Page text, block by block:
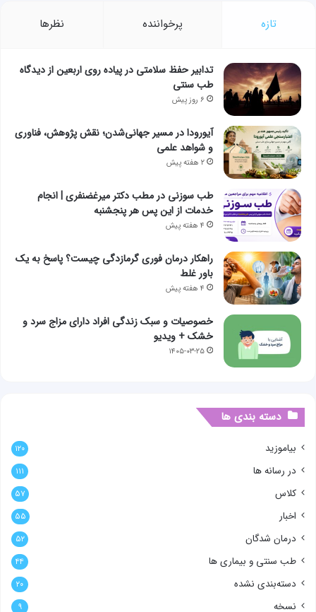
تازه پرخواننده نظرها
تدابیر حفظ سلامتی در پیاده روی اربعین از دیدگاه
طب سنتی
۶ روز پیش
آیورودا در مسیر جهانی‌شدن؛ نقش پژوهش، فناوری
و شواهد علمی
۲ هفته پیش
طب سوزنی در مطب دکتر میرغضنفری | انجام
خدمات از این پس هر پنجشنبه
۴ هفته پیش
راهکار درمان فوری گرمازدگی چیست؟ پاسخ به یک
باور غلط
۴ هفته پیش
خصوصیات و سبک زندگی افراد دارای مزاج سرد و
خشک + ویدیو
۱۴۰۵-۰۳-۲۵
دسته بندی ها
بیاموزید ۱۲۰
در رسانه ها ۱۱۱
کلاس ۵۷
اخبار ۵۵
درمان شدگان ۵۲
طب سنتی و بیماری ها ۴۴
دسته‌بندی نشده ۲۰
نسخه ۹